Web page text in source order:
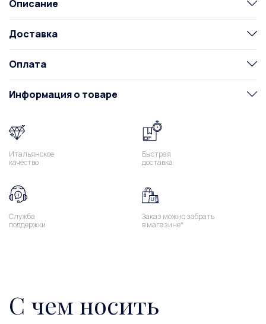
Описание
Доставка
Оплата
Информация о товаре
Итальянское
качество
Быстрая
доставка
Служба
поддержки
Заказ можно забрать
в магазине*
С чем носить